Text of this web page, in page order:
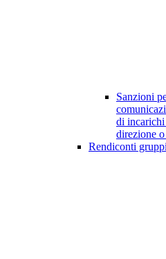
Sanzioni
di
direzione
Rendiconti